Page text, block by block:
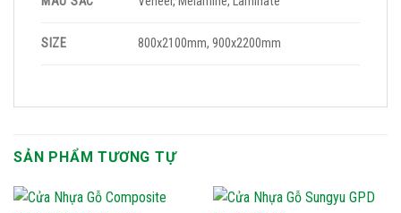
SIZE 800x2100mm, 900x2200mm
SẢN PHẨM TƯƠNG TỰ